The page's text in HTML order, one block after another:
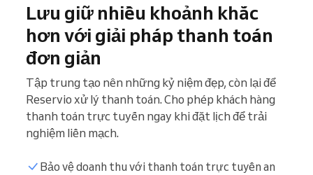
Lưu giữ nhiều khoảnh khắc
hơn với giải pháp thanh toán
đơn giản
Tập trung tạo nên những kỷ niệm đẹp, còn lại để
Reservio xử lý thanh toán. Cho phép khách hàng
thanh toán trực tuyến ngay khi đặt lịch để trải
nghiệm liền mạch.
Bảo vệ doanh thu với thanh toán trực tuyến an